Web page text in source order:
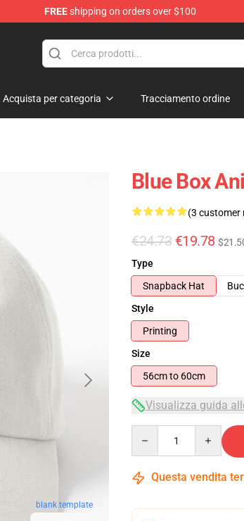
FREEshipping on orders over $100
Acquista per categoria Tracciamento ordine
blank template
Blue Box
(3 customer
€24.73 €19.78
Type
Snapback Hat
Style
Printing
Size
56cm to 60cm
Visualizza guida
Questa vendita